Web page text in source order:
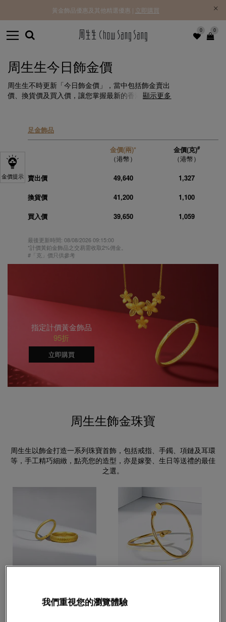
0 0
黃金飾品優惠及其他精選優惠 | 立即購買
周生生今日飾金價
周生生不時更新「今日飾金價」，當中包括飾金賣出
價、換貨價及買入價，讓您掌握最新的香港飾金價
顯示更多
足金飾品
金價(兩)*
（港幣）
金價(克)#
（港幣）
賣出價
49,640
1,327
換貨價
41,200
1,100
買入價
39,650 1,059
最後更新時間: 08/08/2026 09:15:00
*計價黃鉑金飾品之交易需收取2%佣金。
#「克」價只供參考
指定計價黃金飾品
95折
立即購買
金價提示
周生生飾金珠寶
周生生以飾金打造一系列珠寶首飾，包括戒指、手鐲、項鏈及耳環
等，手工精巧細緻，點亮您的造型，亦是嫁娶、生日等送禮的最佳
之選。
我們重視您的瀏覽體驗